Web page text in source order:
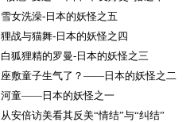
雪女洗澡-日本的妖怪之五
狸战与猫舞-日本的妖怪之四
白狐狸精的罗曼-日本的妖怪之三
座敷童子生气了？——日本的妖怪之二
河童——日本的妖怪之一
从安倍访美看其反美“情结”与“纠结”